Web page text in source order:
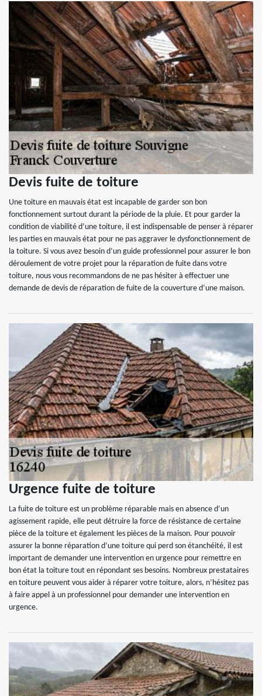
Devis fuite de toiture
Une toiture en mauvais état est incapable de garder son bon
fonctionnement surtout durant la période de la pluie. Et pour garder la
condition de viabilité d’une toiture, il est indispensable de penser à réparer
les parties en mauvais état pour ne pas aggraver le dysfonctionnement de
la toiture. Si vous avez besoin d’un guide professionnel pour assurer le bon
déroulement de votre projet pour la réparation de fuite dans votre
toiture, nous vous recommandons de ne pas hésiter à effectuer une
demande de devis de réparation de fuite de la couverture d’une maison.
Urgence fuite de toiture
La fuite de toiture est un problème réparable mais en absence d’un
agissement rapide, elle peut détruire la force de résistance de certaine
pièce de la toiture et également les pièces de la maison. Pour pouvoir
assurer la bonne réparation d’une toiture qui perd son étanchéité, il est
important de demander une intervention en urgence pour remettre en
bon état la toiture tout en répondant ses besoins. Nombreux prestataires
en toiture peuvent vous aider à réparer votre toiture, alors, n’hésitez pas
à faire appel à un professionnel pour demander une intervention en
urgence.